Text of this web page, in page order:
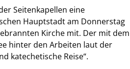
Seitenkapellen eine
Hauptstadt am Donnerstag
Kirche mit. Der mit dem
hinter den Arbeiten laut der
katechetische Reise“.